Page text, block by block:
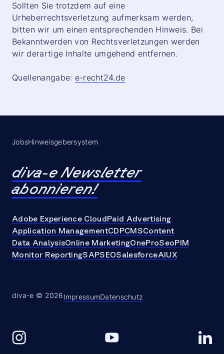
Sollten Sie trotzdem auf eine
Urheberrechtsverletzung aufmerksam werden,
bitten wir um einen entsprechenden Hinweis. Bei
Bekanntwerden von Rechtsverletzungen werden
wir derartige Inhalte umgehend entfernen.
Quellenangabe: e-recht24.de
JobsHinweisgebersystem
diva-e Newsletter
abonnieren!
Adobe Experience CloudPaid Advertising
Application ManagementCDPCMSContent
Data AnalysisOnline MarketingOneProSeoPIM
Monitor ReportingSAPSEOSalesforceAIUX
diva-e © 2026ImpressumDatenschutz